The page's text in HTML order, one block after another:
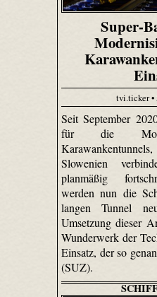
Super-
tvi.ticker •
Seit September
für die
Slowenien
planmäßig
werden nun die
langen Tunnel
Umsetzung dieser
Wunderwerk der
Einsatz, der so
(SUZ).